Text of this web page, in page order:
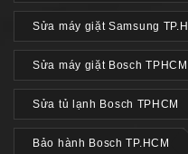
Sửa máy giặt Samsung
Sửa máy giặt Bosch TPHCM
Sửa tủ lạnh Bosch TPHCM
Bảo hành Bosch TP.HCM